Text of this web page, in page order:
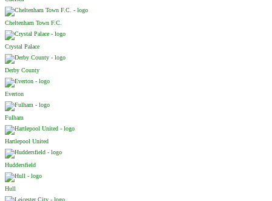
Cheltenham Town F.C.
Crystal Palace
Derby County
Everton
Fulham
Hartlepool United
Huddersfield
Hull